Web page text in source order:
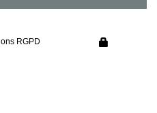
RGPD